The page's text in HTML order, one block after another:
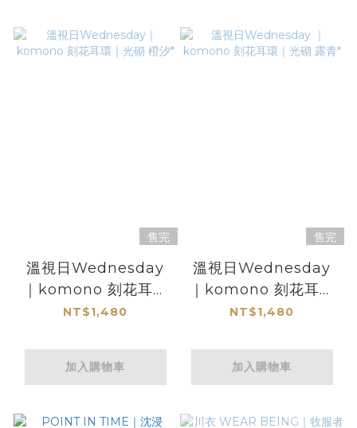
售完
溫視日Wednesday
｜komono 刻花耳環
｜光砌 橙汐*
NT$1,480
加入購物車
售完
溫視日Wednesday
｜komono 刻花耳環
｜光砌 露青*
NT$1,480
加入購物車